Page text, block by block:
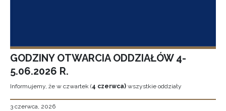
GODZINY OTWARCIA ODDZIAŁÓW 4-
5.06.2026 R.
Informujemy, że w czwartek (4 czerwca) wszystkie oddziały
3 czerwca, 2026